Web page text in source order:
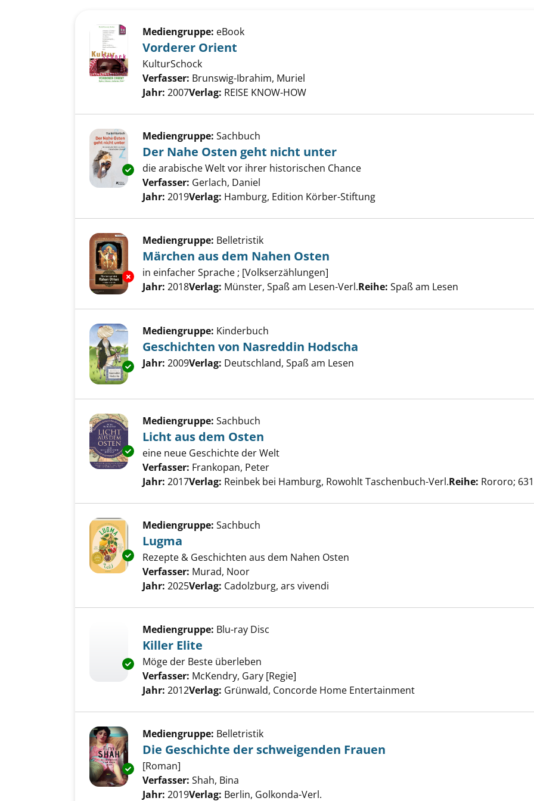
Mediengruppe: eBook
Vorderer Orient
KulturSchock
Verfasser: Brunswig-Ibrahim, Muriel
Jahr: 2007Verlag: REISE KNOW-HOW
Exemplar-Details von Der Nahe Osten geht nicht unter anzeigen
Mediengruppe: Sachbuch
Der Nahe Osten geht nicht unter
die arabische Welt vor ihrer historischen Chance
Verfasser: Gerlach, Daniel
Jahr: 2019Verlag: Hamburg, Edition Körber-Stiftung
Exemplar-Details von Märchen aus dem Nahen Osten anzeigen
Mediengruppe: Belletristik
Märchen aus dem Nahen Osten
in einfacher Sprache ; [Volkserzählungen]
Suche nach diesem Verfasser
Jahr: 2018Verlag: Münster, Spaß am Lesen-Verl.Reihe: Spaß am Lesen
Exemplar-Details von Geschichten von Nasreddin Hodscha anzeigen
Mediengruppe: Kinderbuch
Geschichten von Nasreddin Hodscha
Suche nach diesem Verfasser
Jahr: 2009Verlag: Deutschland, Spaß am Lesen
Exemplar-Details von Licht aus dem Osten anzeigen
Mediengruppe: Sachbuch
Licht aus dem Osten
eine neue Geschichte der Welt
Verfasser: Frankopan, Peter
Jahr: 2017Verlag: Reinbek bei Hamburg, Rowohlt Taschenbuch-Verl.Reihe: Rororo;
Exemplar-Details von Lugma anzeigen
Mediengruppe: Sachbuch
Lugma
Rezepte & Geschichten aus dem Nahen Osten
Verfasser: Murad, Noor
Jahr: 2025Verlag: Cadolzburg, ars vivendi
Exemplar-Details von Killer Elite anzeigen
Mediengruppe: Blu-ray Disc
Killer Elite
Möge der Beste überleben
Verfasser: McKendry, Gary [Regie]
Jahr: 2012Verlag: Grünwald, Concorde Home Entertainment
Exemplar-Details von Die Geschichte der schweigenden Frauen anzeigen
Mediengruppe: Belletristik
Die Geschichte der schweigenden Frauen
[Roman]
Verfasser: Shah, Bina
Jahr: 2019Verlag: Berlin, Golkonda-Verl.